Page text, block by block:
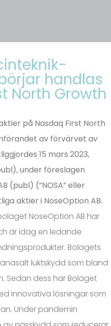
handlas
North Growth
på Nasdaq First North
av förvärvet av
15 mars 2023,
under föreslagen
(publ) (”NOSA” eller
aktier i NoseOption AB.
NoseOption AB har
är idag en ledande
Bolagets
luktskydd som bland
Sedan dess har Bolaget
innovativa lösningar som
Under pandemin